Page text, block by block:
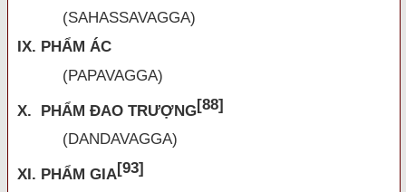
(SAHASSAVAGGA)
IX. PHẨM ÁC
(PAPAVAGGA)
X. PHẨM ĐAO TRƯỢNG[88]
(DANDAVAGGA)
XI. PHẨM GIA[93]